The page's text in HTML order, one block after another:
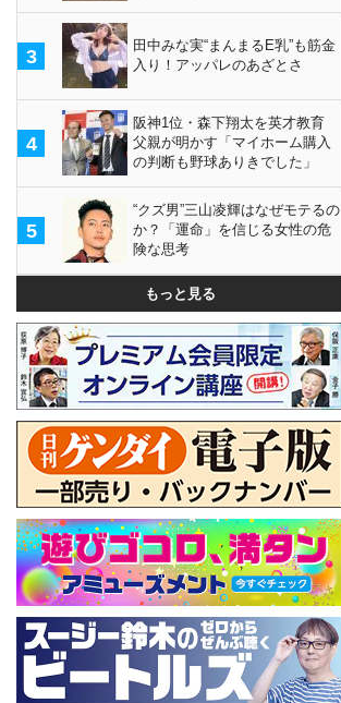
3
田中みな実“まんまるE乳”も筋金
入り！アッパレのあざとさ
4
阪神1位・森下翔太を英才教育
父親が明かす「マイホーム購入
の判断も野球ありきでした」
5
“クズ男”三山凌輝はなぜモテるの
か？「運命」を信じる女性の危
険な思考
もっと見る